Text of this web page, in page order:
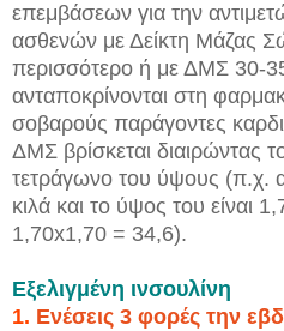
επεμβάσεων για την
ασθενών με Δείκτη Μάζας
περισσότερο ή με ΔΜΣ 30-
ανταποκρίνονται στη
σοβαρούς παράγοντες
ΔΜΣ βρίσκεται διαιρώντας
τετράγωνο του ύψους (π.χ.
κιλά και το ύψος του είναι
1,70x1,70 = 34,6).
Εξελιγμένη ινσουλίνη
1. Ενέσεις 3 φορές την